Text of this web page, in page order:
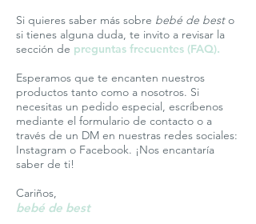
Si quieres saber más sobre bebé de besto
si tienes alguna duda, te invito a revisar la
sección de preguntas frecuentes (FAQ).
Esperamos que te encanten nuestros
productos tanto como a nosotros. Si
necesitas un pedido especial, escríbenos
mediante el formulario de contacto o a
través de un DM en nuestras redes sociales:
Instagram o Facebook. ¡Nos encantaría
saber de ti!
Cariños,
bebé de best